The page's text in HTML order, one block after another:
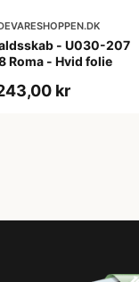
- U030-207
Roma - Hvid folie
kr